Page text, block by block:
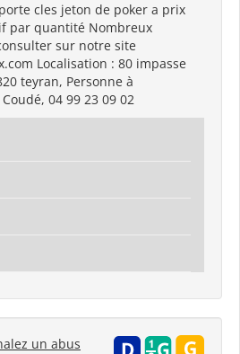
cles jeton de poker a prix
par quantité Nombreux
sur notre site
Localisation : 80 impasse
teyran, Personne à
04 99 23 09 02
un abus